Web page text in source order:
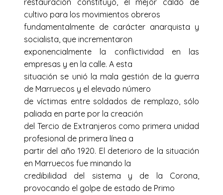
cultivo para los movimientos obreros
fundamentalmente de carácter anarquista y
socialista, que incrementaron
exponencialmente la conflictividad en las
empresas y en la calle. A esta
situación se unió la mala gestión de la guerra
de Marruecos y el elevado número
de víctimas entre soldados de remplazo, sólo
paliada en parte por la creación
del Tercio de Extranjeros como primera unidad
profesional de primera línea a
partir del año 1920. El deterioro de la situación
en Marruecos fue minando la
credibilidad del sistema y de la Corona,
provocando el golpe de estado de Primo